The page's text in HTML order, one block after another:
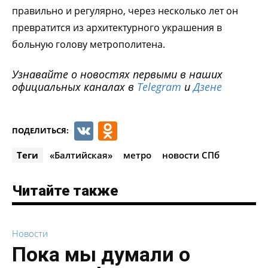
правильно и регулярно, через несколько лет он
превратится из архитектурного украшения в
больную голову метрополитена.
Узнавайте о новостях первыми в наших
официальных каналах в Telegram иДзене
ПОДЕЛИТЬСЯ: VK
Теги «Балтийская» метро новости СПб
Читайте также
Новости
Пока мы думали о